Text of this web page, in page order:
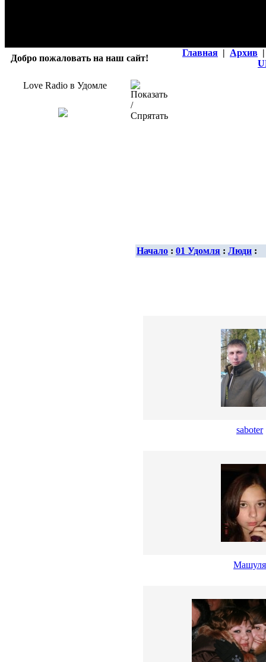
Добро пожаловать на наш сайт!
Главная | Архив |
Love Radio в Удомле
Начало : 01 Удомля : Люди :
saboter
Машуля